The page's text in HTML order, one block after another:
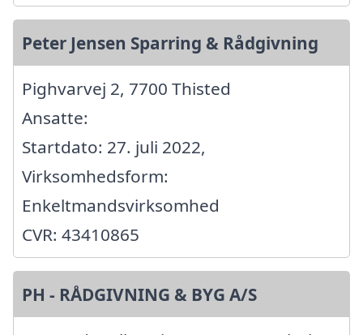
Peter Jensen Sparring & Rådgivning
Pighvarvej 2, 7700 Thisted
Ansatte:
Startdato: 27. juli 2022,
Virksomhedsform:
Enkeltmandsvirksomhed
CVR: 43410865
PH - RÅDGIVNING & BYG A/S